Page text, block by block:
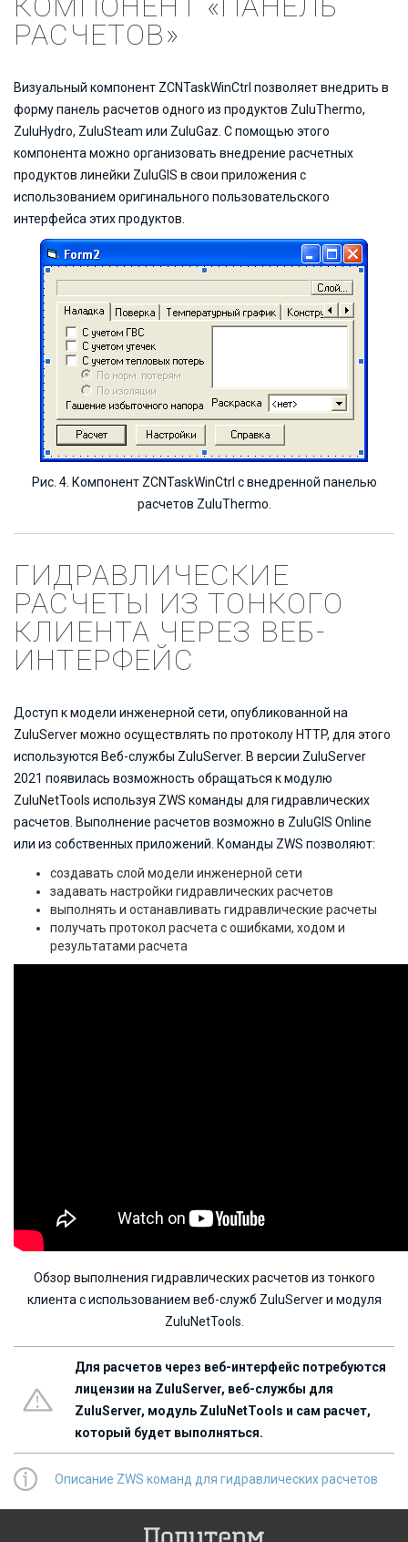
РАСЧЕТОВ»
Визуальный компонент ZCNTaskWinCtrl позволяет внедрить в
форму панель расчетов одного из продуктов ZuluThermo,
ZuluHydro, ZuluSteam или ZuluGaz. С помощью этого
компонента можно организовать внедрение расчетных
продуктов линейки ZuluGIS в свои приложения c
использованием оригинального пользовательского
интерфейса этих продуктов.
Рис. 4. Компонент ZCNTaskWinCtrl с внедренной панелью
расчетов ZuluThermo.
ГИДРАВЛИЧЕСКИЕ
РАСЧЕТЫ ИЗ ТОНКОГО
КЛИЕНТА ЧЕРЕЗ ВЕБ-
ИНТЕРФЕЙС
Доступ к модели инженерной сети, опубликованной на
ZuluServer можно осуществлять по протоколу HTTP, для этого
используются Веб-службы ZuluServer. В версии ZuluServer
2021 появилась возможность обращаться к модулю
ZuluNetTools используя ZWS команды для гидравлических
расчетов. Выполнение расчетов возможно в ZuluGIS Online
или из собственных приложений. Команды ZWS позволяют:
создавать слой модели инженерной сети
задавать настройки гидравлических расчетов
выполнять и останавливать гидравлические расчеты
получать протокол расчета с ошибками, ходом и
результатами расчета
Обзор выполнения гидравлических расчетов из тонкого
клиента с использованием веб-служб ZuluServer и модуля
ZuluNetTools.
Для расчетов через веб-интерфейс потребуются
лицензии на ZuluServer, веб-службы для
ZuluServer, модуль ZuluNetTools и сам расчет,
который будет выполняться.
Описание ZWS команд для гидравлических расчетов